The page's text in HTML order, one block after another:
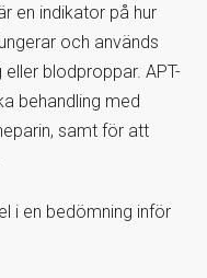
en indikator på hur
och används
blodproppar. APT-
behandling med
samt för att
i en bedömning inför